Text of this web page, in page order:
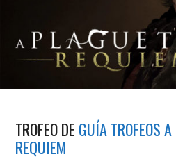
TROFEO DE GUÍA TROFEOS
REQUIEM